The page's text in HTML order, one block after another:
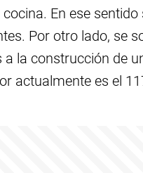
En ese
Por otro lado, se
la construcción de
actualmente es el